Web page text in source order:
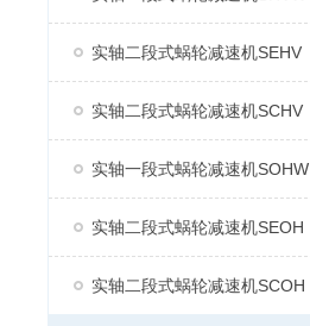
实轴二段式蜗轮减速机SEHV
实轴二段式蜗轮减速机SCHV
实轴一段式蜗轮减速机SOHW
实轴二段式蜗轮减速机SEOH
实轴二段式蜗轮减速机SCOH